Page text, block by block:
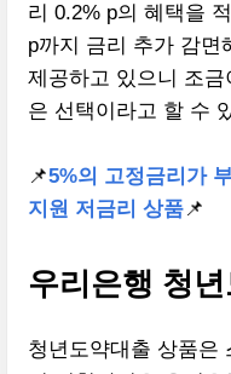
리 0.2% p의 혜택을
p까지 금리 추가 감면
제공하고 있으니 조
은 선택이라고 할 수
📌5%의 고정금리가
지원 저금리 상품📌
우리은행 청
청년도약대출 상품은